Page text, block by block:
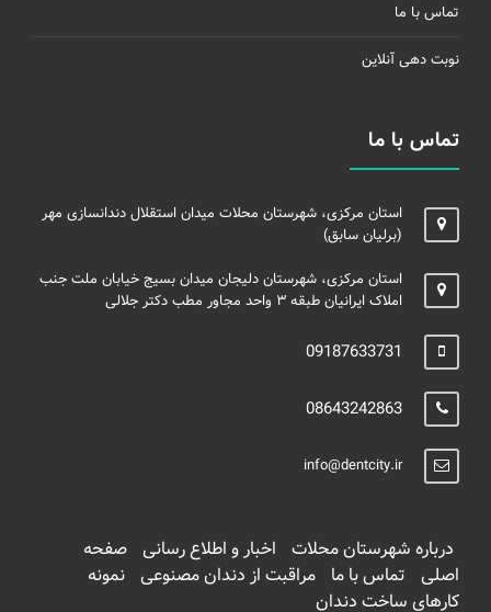
تماس با ما
نوبت دهی آنلاین
تماس با ما
استان مرکزی، شهرستان محلات میدان استقلال دندانسازی مهر
(برلیان سابق)
استان مرکزی، شهرستان دلیجان میدان بسیج خیابان ملت جنب
املاک ایرانیان طبقه ۳ واحد مجاور مطب دکتر جلالی
09187633731
08643242863
info@dentcity.ir
درباره شهرستان محلات اخبار و اطلاع رسانی صفحه
اصلی تماس با ما مراقبت از دندان مصنوعی نمونه
کارهای ساخت دندان